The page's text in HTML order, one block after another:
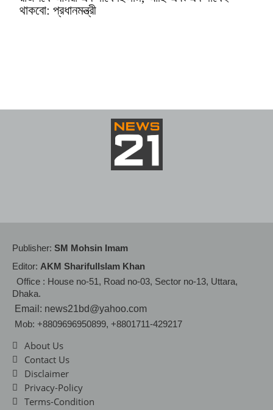
থাকবো: প্রধানমন্ত্রী
Publisher: SM Mohsin Imam
Editor: AKM SharifulIslam Khan
Office : House no-51, Road no-03, Sector no-13, Uttara,
Dhaka.
Email: news21bd@yahoo.com
Mob: +8809696950899, +8801711-429217
About Us
Contact Us
Disclaimer
Privacy-Policy
Terms-Condition